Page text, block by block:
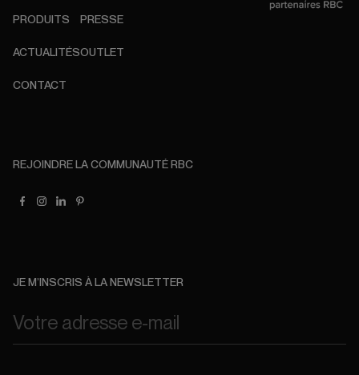
PRODUITS
ACTUALITÉS
CONTACT
PRESSE
OUTLET
REJOINDRE LA COMMUNAUTÉ RBC
JE M’INSCRIS À LA NEWSLETTER